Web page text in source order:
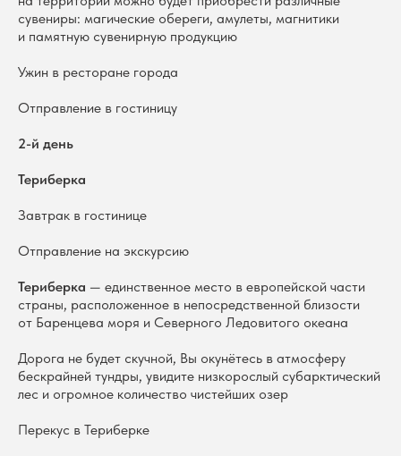
сувениры: магические обереги, амулеты, магнитики
и памятную сувенирную продукцию
Ужин в ресторане города
Отправление в гостиницу
2-й день
Териберка
Завтрак в гостинице
Отправление на экскурсию
Териберка — единственное место в европейской части
страны, расположенное в непосредственной близости
от Баренцева моря и Северного Ледовитого океана
Дорога не будет скучной, Вы окунётесь в атмосферу
бескрайней тундры, увидите низкорослый субарктический
лес и огромное количество чистейших озер
Перекус в Териберке